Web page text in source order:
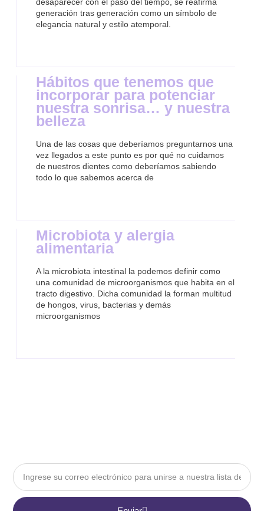
generación tras generación como un símbolo de
elegancia natural y estilo atemporal.
Hábitos que tenemos que
incorporar para potenciar
nuestra sonrisa… y nuestra
belleza
Una de las cosas que deberíamos preguntarnos una
vez llegados a este punto es por qué no cuidamos
de nuestros dientes como deberíamos sabiendo
todo lo que sabemos acerca de
Microbiota y alergia
alimentaria
A la microbiota intestinal la podemos definir como
una comunidad de microorganismos que habita en el
tracto digestivo. Dicha comunidad la forman multitud
de hongos, virus, bacterias y demás
microorganismos
Email